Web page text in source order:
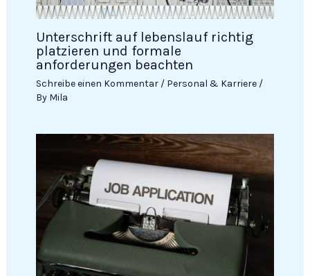
Unterschrift auf lebenslauf richtig
platzieren und formale
anforderungen beachten
Schreibe einen Kommentar / Personal & Karriere/
By Mila